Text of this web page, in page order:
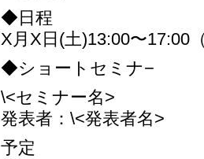
◆日程
X月X日(土)13:00〜17:00
◆ショートセミナ−
\<セミナー名>
発表者：\<発表者名>
予定